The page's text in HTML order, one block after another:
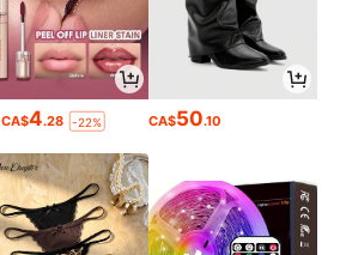
CA$4.28 -22% CA$50.10